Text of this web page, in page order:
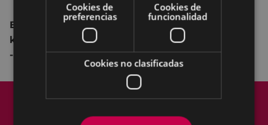
Egigurentarren parkea - Romualdo Galdos
kalea - Argatxa jardinak - Juan Gisasola kalea
- Untzaga
Cookies de
preferencias
Cookies de
funcionalidad
Cookies no clasificadas